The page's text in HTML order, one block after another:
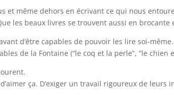
et même dehors en écrivant ce qui nous
les beaux livres se trouvent aussi en
d’être capables de pouvoir les lire soi-
de la Fontaine (“le coq et la perle”, “le
ça. D’exiger un travail rigoureux de